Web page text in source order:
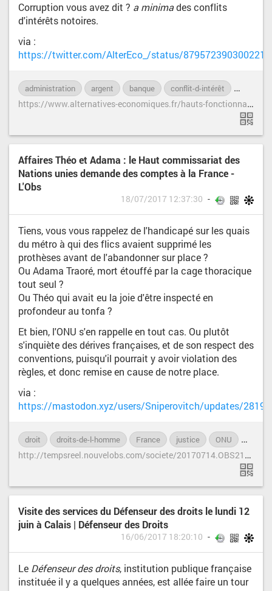
Corruption vous avez dit ? a minimades conflits
d'intérêts notoires.
via :
https://twitter.com/AlterEco_/status/
administration argent banque conflit-d-intérêt
h
ttps://www.alternatives-economiques.fr/hauts-fonctionnaires-preferent-prive/00079448
Affaires Théo et Adama : le Haut commissariat des
Nations unies demande des comptes à la France -
L'Obs
18/07/2017 12:37:30
Tiens, vous vous rappelez de l'handicapé sur les quais
du métro à qui des flics avaient supprimé les
prothèses avant de l'abandonner sur place ?
Ou Adama Traoré, mort étouffé par la cage thoracique
tout seul ?
Ou Théo qui avait eu la joie d'être inspecté en
profondeur au tonfa ?
Et bien, l'ONU s'en rappelle en tout cas. Ou plutôt
s'inquiète des dérives françaises, et de son respect des
conventions, puisqu'il pourrait y avoir violation des
règles, et donc remise en cause de notre place.
via :
https://mastodon.xyz/users/Sniperovitch/updates/
droit droits-de-l-homme France justice ONU
h
ttp://tempsreel.nouvelobs.com/societe/20170714.OBS2125/affaires-theo-et-adama-le-haut-commissariat-des-nations-unies-demande-des-comptes-a-la-france.html
Visite des services du Défenseur des droits le lundi 12
juin à Calais | Défenseur des Droits
16/06/2017 18:20:10
Le Défenseur des droits, institution publique française
instituée il y a quelques années, est allée faire un tour